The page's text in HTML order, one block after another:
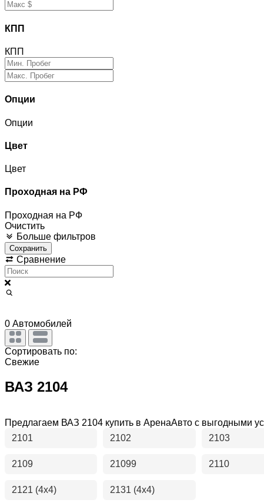
КПП
КПП
Опции
Опции
Цвет
Цвет
Проходная на РФ
Проходная на РФ
Очистить
Больше фильтров
Сохранить
Сравнение
0 Автомобилей
Сортировать по:
Свежие
ВАЗ 2104
Предлагаем ВАЗ 2104 купить в АренаАвто с выгодными
2101
2102 2103
2109 21099 2110
2121 (4x4) 2131 (4x4)